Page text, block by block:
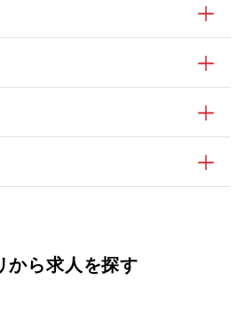
から求人を探す